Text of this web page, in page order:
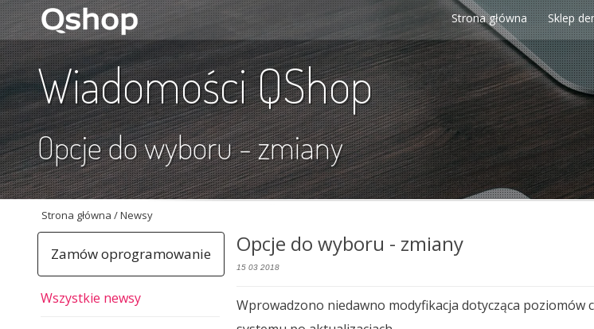
Strona główna Sklep
Wiadomości QShop
Opcje do wyboru - zmiany
Strona główna / Newsy
Zamów oprogramowanie
Wszystkie newsy
Opcje do wyboru - zmiany
15 03 2018
Wprowadzono niedawno modyfikacja dotycząca